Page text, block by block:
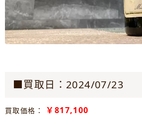
■買取日：2024/07/23
買取価格： ￥817,100